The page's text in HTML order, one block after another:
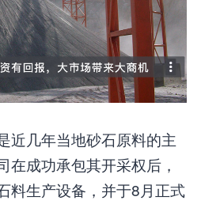
近几年当地砂石原料的主
在成功承包其开采权后，
料生产设备，并于8月正式